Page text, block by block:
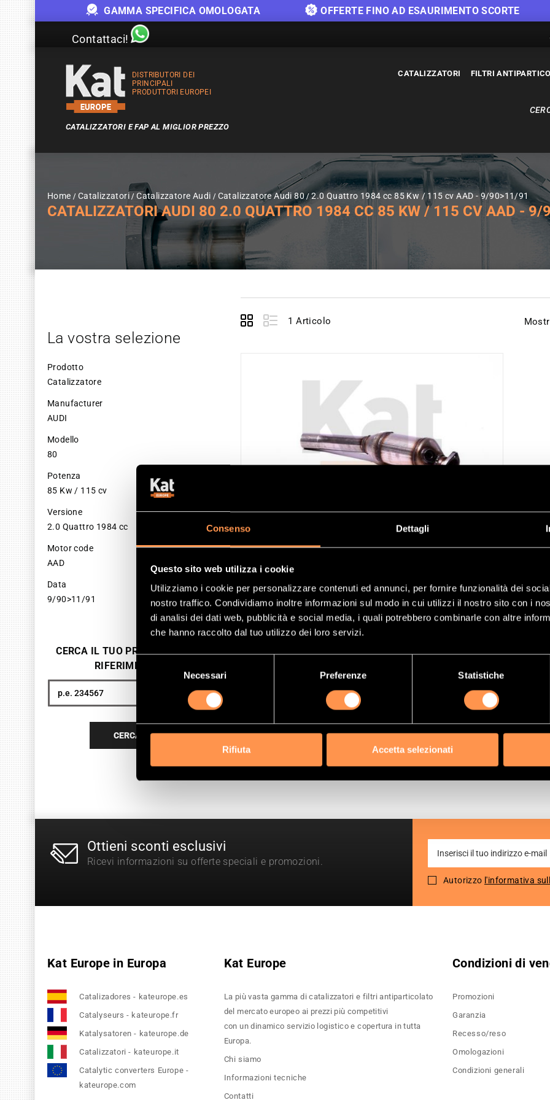
Consenso Dettagli
Questo sito web utilizza i cookie
Utilizziamo i cookie per personalizzare contenuti ed annunci, per fornire funzionalità dei
nostro traffico. Condividiamo inoltre informazioni sul modo in cui utilizzi il nostro sito con i
di analisi dei dati web, pubblicità e social media, i quali potrebbero combinarle con altre
che hanno raccolto dal tuo utilizzo dei loro servizi.
Selezione
Necessari Preferenze Statistiche
Rifiuta Accetta selezionati
GAMMA SPECIFICA OMOLOGATA OFFERTE FINO AD ESAURIMENTO SCORTE
Contattaci!
DISTRIBUTORI DEI
PRINCIPALI
PRODUTTORI EUROPEI
CATALIZZATORI E FAP AL MIGLIOR PREZZO
CATALIZZATORI FILTRI
Home Catalizzatori Catalizzatore Audi Catalizzatore Audi 80 2.0 Quattro 1984 cc 85 Kw / 115 cv AAD - 9/90>11/91
CATALIZZATORI AUDI 80 2.0 QUATTRO 1984 CC 85 KW / 115 CV AAD -
View
Grid Elenco
1 Articolo
SKU (Riferimento)
171,99 €
Prima:343,98 €
La vostra selezione
Prodotto
Catalizzatore
Manufacturer
AUDI
Modello
80
Potenza
85 Kw / 115 cv
Versione
2.0 Quattro 1984 cc
Motor code
AAD
Data
9/90>11/91
CERCA IL TUO PRODOTTO PER
RIFERIMENTO
Cerca
CERCA
Ottieni sconti esclusivi
Ricevi informazioni su offerte speciali e promozioni.
for
Newsletter:
Autorizzo l'informativa
Kat Europe in Europa
Catalizadores - kateurope.es
Catalyseurs - kateurope.fr
Katalysatoren - kateurope.de
Catalizzatori - kateurope.it
Catalytic converters Europe -
kateurope.com
Kat Europe
La più vasta gamma di catalizzatori e filtri antiparticolato
del mercato europeo ai prezzi più competitivi
con un dinamico servizio logistico e copertura in tutta
Europa.
Chi siamo
Informazioni tecniche
Contatti
Condizioni di
Promozioni
Garanzia
Recesso/reso
Omologazioni
Condizioni generali